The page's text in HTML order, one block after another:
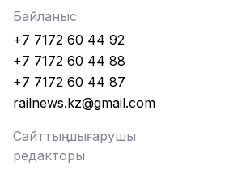
Байланыс
+7 7172 60 44 92
+7 7172 60 44 88
+7 7172 60 44 87
railnews.kz@gmail.com
Сайттың шығарушы
редакторы